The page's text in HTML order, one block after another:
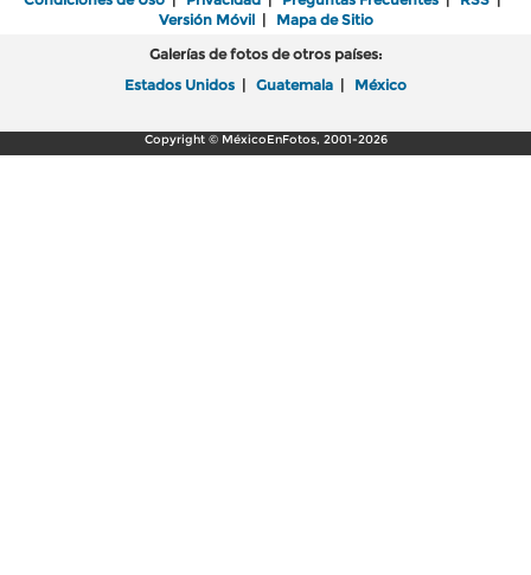
Versión Móvil| Mapa de Sitio
Galerías de fotos de otros países:
Estados Unidos | Guatemala | México
Copyright © MéxicoEnFotos, 2001-2026